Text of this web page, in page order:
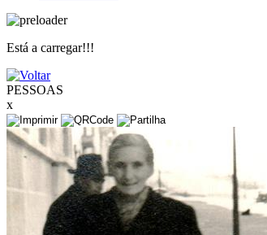
Está a carregar!!!
PESSOAS
x